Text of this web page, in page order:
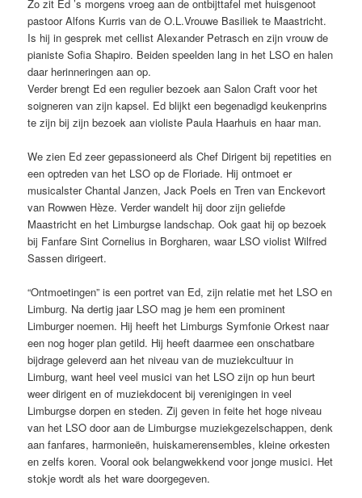
Zo zit Ed ’s morgens vroeg aan de ontbijttafel met huisgenoot
pastoor Alfons Kurris van de O.L.Vrouwe Basiliek te Maastricht.
Is hij in gesprek met cellist Alexander Petrasch en zijn vrouw de
pianiste Sofia Shapiro. Beiden speelden lang in het LSO en halen
daar herinneringen aan op.
Verder brengt Ed een regulier bezoek aan Salon Craft voor het
soigneren van zijn kapsel. Ed blijkt een begenadigd keukenprins
te zijn bij zijn bezoek aan violiste Paula Haarhuis en haar man.
We zien Ed zeer gepassioneerd als Chef Dirigent bij repetities en
een optreden van het LSO op de Floriade. Hij ontmoet er
musicalster Chantal Janzen, Jack Poels en Tren van Enckevort
van Rowwen Hèze. Verder wandelt hij door zijn geliefde
Maastricht en het Limburgse landschap. Ook gaat hij op bezoek
bij Fanfare Sint Cornelius in Borgharen, waar LSO violist Wilfred
Sassen dirigeert.
“Ontmoetingen” is een portret van Ed, zijn relatie met het LSO en
Limburg. Na dertig jaar LSO mag je hem een prominent
Limburger noemen. Hij heeft het Limburgs Symfonie Orkest naar
een nog hoger plan getild. Hij heeft daarmee een onschatbare
bijdrage geleverd aan het niveau van de muziekcultuur in
Limburg, want heel veel musici van het LSO zijn op hun beurt
weer dirigent en of muziekdocent bij verenigingen in veel
Limburgse dorpen en steden. Zij geven in feite het hoge niveau
van het LSO door aan de Limburgse muziekgezelschappen, denk
aan fanfares, harmonieën, huiskamerensembles, kleine orkesten
en zelfs koren. Vooral ook belangwekkend voor jonge musici. Het
stokje wordt als het ware doorgegeven.